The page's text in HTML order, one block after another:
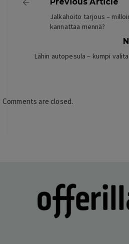
Jalkahoito tarjous –
kannattaa mennä?
Lähin autopesula – kumpi
Comments are closed.